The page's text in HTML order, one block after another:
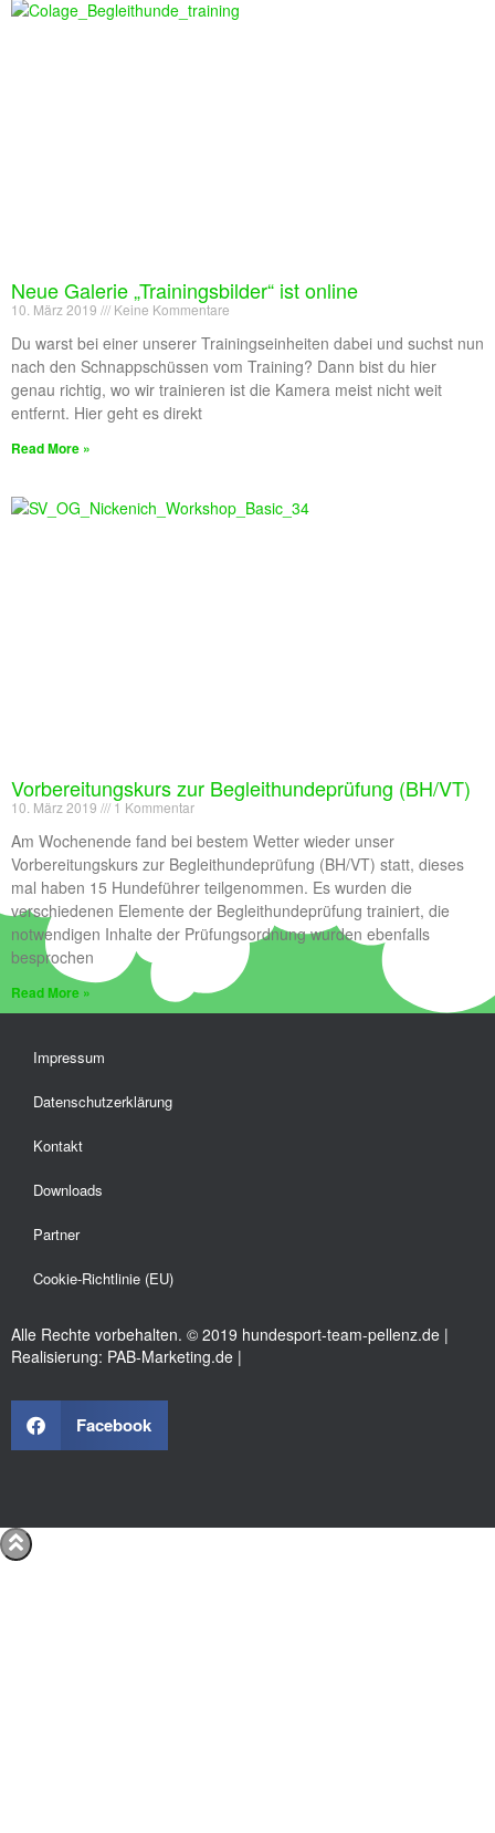
Neue Galerie „Trainingsbilder“ ist online
10. März 2019 Keine Kommentare
Du warst bei einer unserer Trainingseinheiten dabei und suchst nun
nach den Schnappschüssen vom Training? Dann bist du hier
genau richtig, wo wir trainieren ist die Kamera meist nicht weit
entfernt. Hier geht es direkt
Read More »
Vorbereitungskurs zur Begleithundeprüfung (BH/VT)
10. März 2019 1 Kommentar
Am Wochenende fand bei bestem Wetter wieder unser
Vorbereitungskurs zur Begleithundeprüfung (BH/VT) statt, dieses
mal haben 15 Hundeführer teilgenommen. Es wurden die
verschiedenen Elemente der Begleithundeprüfung trainiert, die
notwendigen Inhalte der Prüfungsordnung wurden ebenfalls
besprochen
Read More »
Impressum
Datenschutzerklärung
Kontakt
Downloads
Partner
Cookie-Richtlinie (EU)
Alle Rechte vorbehalten. © 2019 hundesport-team-pellenz.de |
Realisierung: PAB-Marketing.de |
Facebook